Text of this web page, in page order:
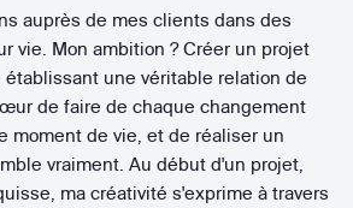
auprès de mes clients dans des
vie. Mon ambition ? Créer un projet
établissant une véritable relation de
de faire de chaque changement
moment de vie, et de réaliser un
vraiment. Au début d'un projet,
ma créativité s'exprime à travers